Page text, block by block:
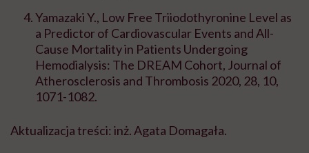
Yamazaki Y., Low Free Triiodothyronine Level as
a Predictor of Cardiovascular Events and All-
Cause Mortality in Patients Undergoing
Hemodialysis: The DREAM Cohort, Journal of
Atherosclerosis and Thrombosis 2020, 28, 10,
1071-1082.
Aktualizacja treści: inż. Agata Domagała.